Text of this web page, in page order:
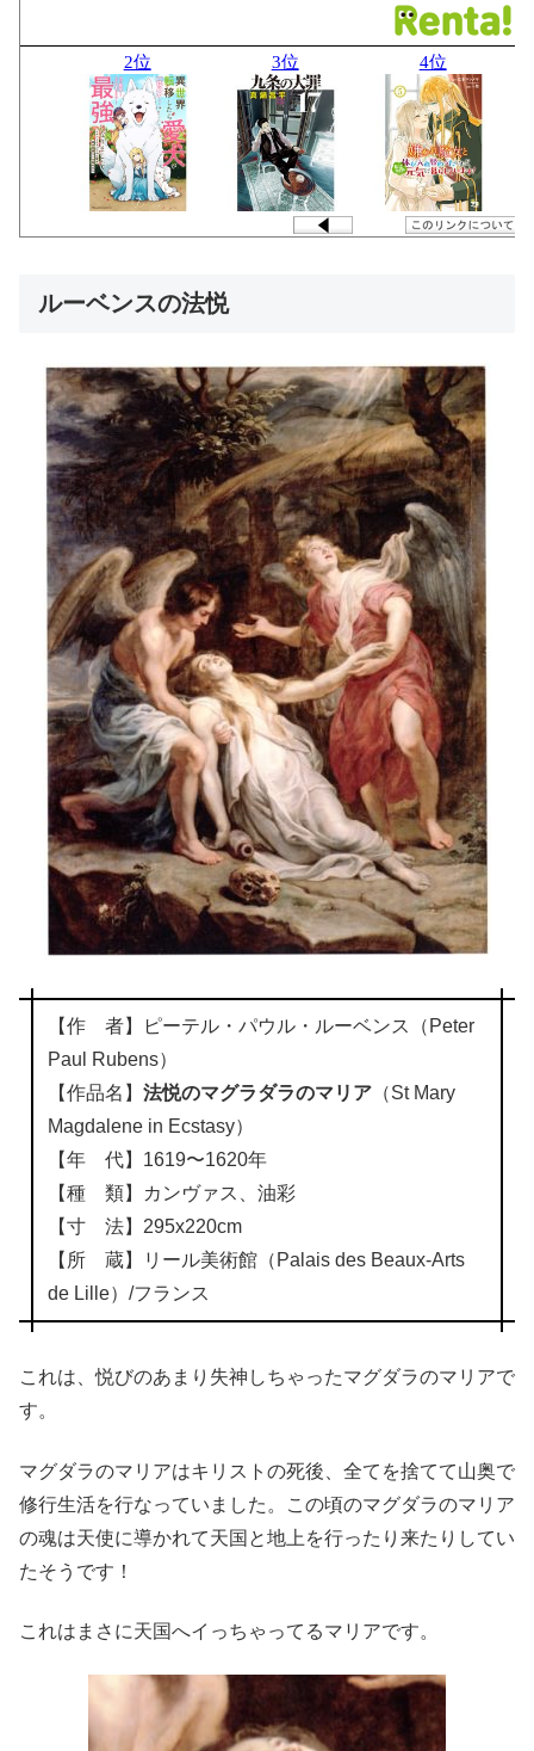
ルーベンスの法悦
【作 者】ピーテル・パウル・ルーベンス（Peter
Paul Rubens）
【作品名】 法悦のマグラダラのマリア （St Mary
Magdalene in Ecstasy）
【年 代】1619〜1620年
【種 類】カンヴァス、油彩
【寸 法】295x220cm
【所 蔵】リール美術館（Palais des Beaux-Arts
de Lille）/フランス
これは、悦びのあまり失神しちゃったマグダラのマリアで
す。
マグダラのマリアはキリストの死後、全てを捨てて山奥で
修行生活を行なっていました。この頃のマグダラのマリア
の魂は天使に導かれて天国と地上を行ったり来たりしてい
たそうです！
これはまさに天国へイっちゃってるマリアです。